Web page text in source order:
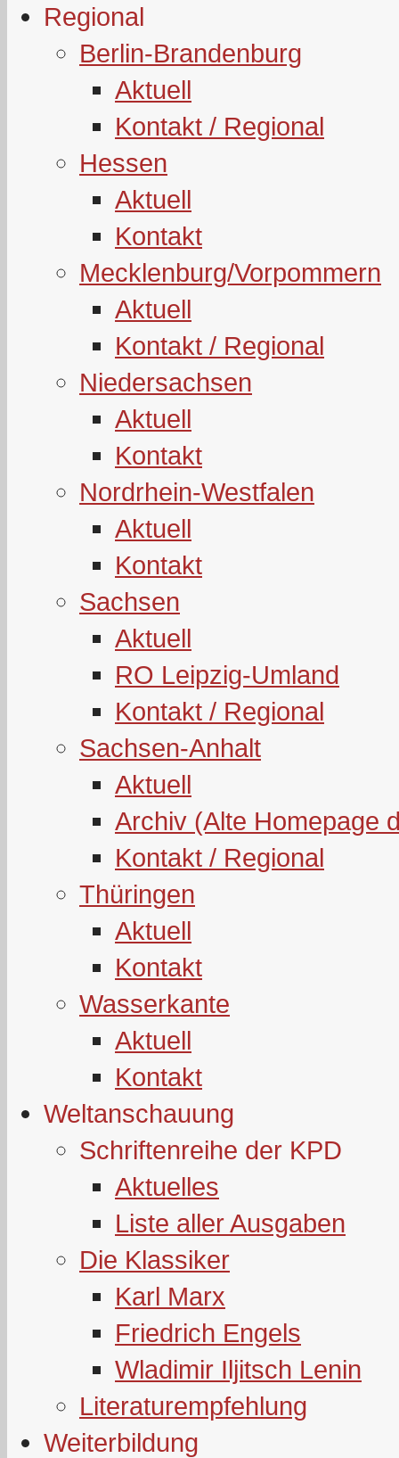
Regional
Berlin-Brandenburg
Aktuell
Kontakt / Regional
Hessen
Aktuell
Kontakt
Mecklenburg/Vorpommern
Aktuell
Kontakt / Regional
Niedersachsen
Aktuell
Kontakt
Nordrhein-Westfalen
Aktuell
Kontakt
Sachsen
Aktuell
RO Leipzig-Umland
Kontakt / Regional
Sachsen-Anhalt
Aktuell
Archiv (Alte Homepage
Kontakt / Regional
Thüringen
Aktuell
Kontakt
Wasserkante
Aktuell
Kontakt
Weltanschauung
Schriftenreihe der KPD
Aktuelles
Liste aller Ausgaben
Die Klassiker
Karl Marx
Friedrich Engels
Wladimir Iljitsch Lenin
Literaturempfehlung
Weiterbildung